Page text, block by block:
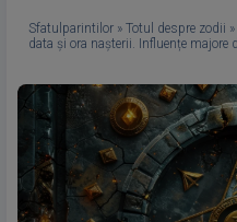
Sfatulparintilor » Totul despre zodii »
data și ora nașterii. Influențe majore